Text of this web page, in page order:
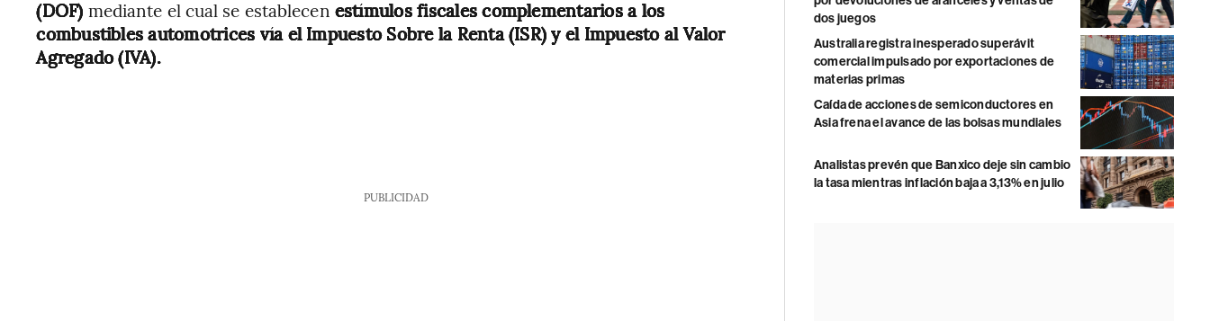
(DOF) mediante el cual se establecen estímulos fiscales complementarios a los
combustibles automotrices vía el Impuesto Sobre la Renta (ISR) y el Impuesto al Valor
Agregado (IVA).
PUBLICIDAD
dos juegos
Australia registra inesperado superávit
comercial impulsado por exportaciones de
materias primas
Caída de acciones de semiconductores en
Asia frena el avance de las bolsas mundiales
Analistas prevén que Banxico deje sin cambio
la tasa mientras inflación baja a 3,13% en julio